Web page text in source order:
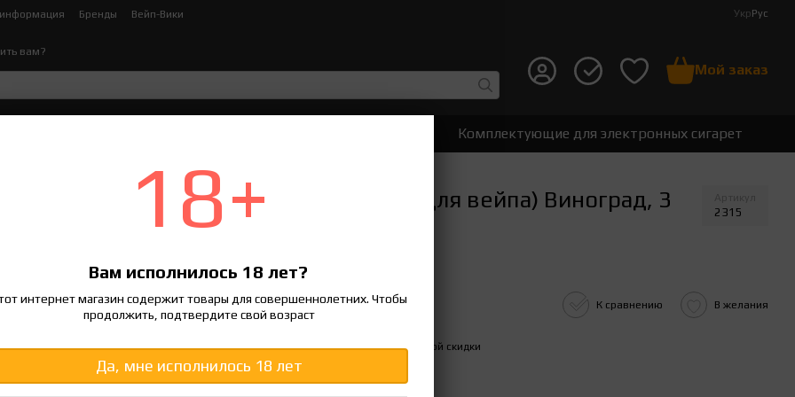
Бренды Вейп-Вики УкрРус
вам?
Мой заказ
сигарет Комплектующие для электронных сигарет
Сигарет (Жижа/Заправка для вейпа) Виноград, 3
2315
120 грн К сравнению В желания
% Войтидля отображения накопительной скидки
Вкус
18+
Вам исполнилось 18 лет?
интернет магазин содержит товары для совершеннолетних. Чтобы
продолжить, подтвердите свой возраст
Да, мне исполнилось 18 лет